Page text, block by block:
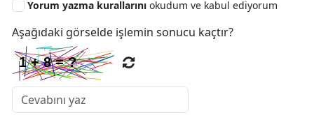
Yorum yazma kurallarını okudum ve kabul ediyorum
Aşağıdaki görselde işlemin sonucu kaçtır?